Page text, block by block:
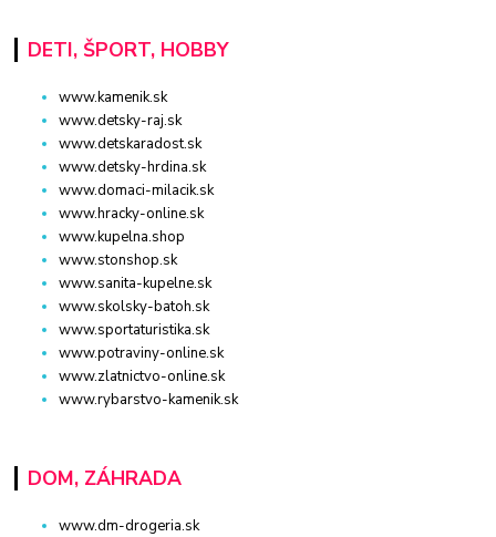
DETI, ŠPORT, HOBBY
www.kamenik.sk
www.detsky-raj.sk
www.detskaradost.sk
www.detsky-hrdina.sk
www.domaci-milacik.sk
www.hracky-online.sk
www.kupelna.shop
www.stonshop.sk
www.sanita-kupelne.sk
www.skolsky-batoh.sk
www.sportaturistika.sk
www.potraviny-online.sk
www.zlatnictvo-online.sk
www.rybarstvo-kamenik.sk
DOM, ZÁHRADA
www.dm-drogeria.sk